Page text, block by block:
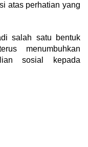
atas perhatian yang
salah satu bentuk
menumbuhkan
sosial kepada